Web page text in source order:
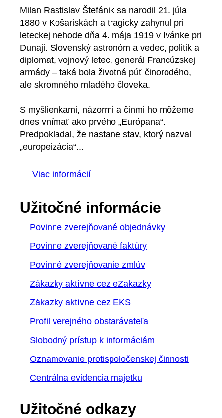
Milan Rastislav Štefánik sa narodil 21. júla
1880 v Košariskách a tragicky zahynul pri
leteckej nehode dňa 4. mája 1919 v Ivánke pri
Dunaji. Slovenský astronóm a vedec, politik a
diplomat, vojnový letec, generál Francúzskej
armády – taká bola životná púť činorodého,
ale skromného mladého človeka.
S myšlienkami, názormi a činmi ho môžeme
dnes vnímať ako prvého „Európana“.
Predpokladal, že nastane stav, ktorý nazval
„europeizácia“...
Viac informácií
Užitočné informácie
Povinne zverejňované objednávky
Povinne zverejňované faktúry
Povinné zverejňovanie zmlúv
Zákazky aktívne cez eZakazky
Zákazky aktívne cez EKS
Profil verejného obstarávateľa
Slobodný prístup k informáciám
Oznamovanie protispoločenskej činnosti
Centrálna evidencia majetku
Užitočné odkazy